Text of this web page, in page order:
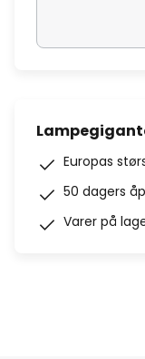
Europas
50 dagers
Varer på